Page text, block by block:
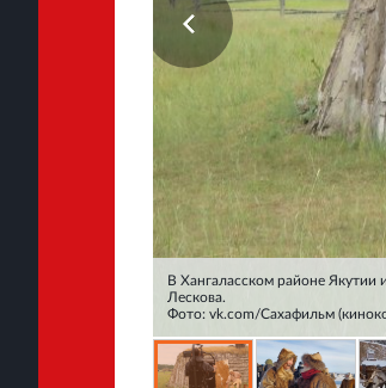
В Хангаласском районе Якутии
Лескова.
Фото: vk.com/Сахафильм